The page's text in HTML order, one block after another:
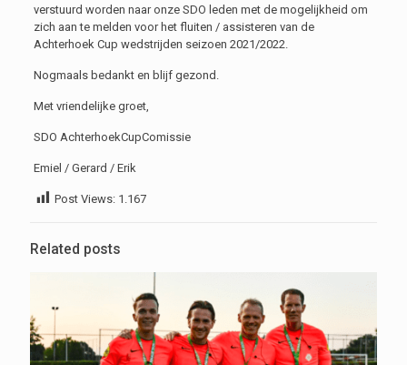
verstuurd worden naar onze SDO leden met de mogelijkheid om
zich aan te melden voor het fluiten / assisteren van de
Achterhoek Cup wedstrijden seizoen 2021/2022.
Nogmaals bedankt en blijf gezond.
Met vriendelijke groet,
SDO AchterhoekCupComissie
Emiel / Gerard / Erik
Post Views: 1.167
Related posts